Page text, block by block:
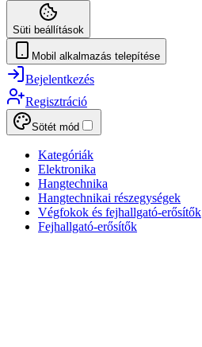
Süti beállítások
Mobil alkalmazás telepítése
Bejelentkezés
Regisztráció
Sötét mód
Kategóriák
Elektronika
Hangtechnika
Hangtechnikai részegységek
Végfokok és fejhallgató-erősítők
Fejhallgató-erősítők